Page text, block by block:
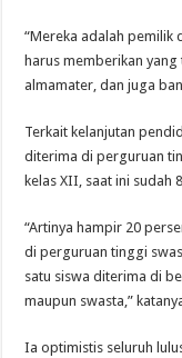
“Mereka adalah pemilik
harus memberikan
almamater, dan juga
Terkait kelanjutan
diterima di perguruan
kelas XII, saat ini
“Artinya hampir 20
di perguruan tinggi
satu siswa diterima di
maupun swasta,”
Ia optimistis seluruh